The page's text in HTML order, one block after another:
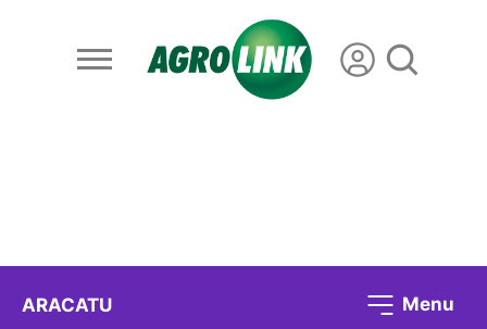
ARACATU Menu